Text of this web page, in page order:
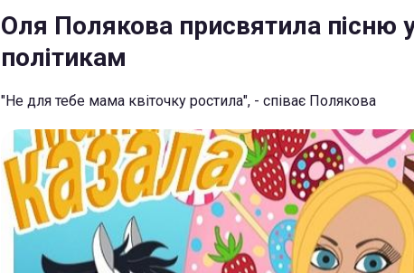
Оля Полякова присвятила пісню
політикам
"Не для тебе мама квіточку ростила", - співає Полякова